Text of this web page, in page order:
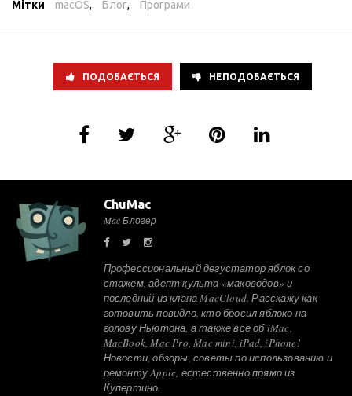
Мітки macOS, Блог, Програми
ПОДОБАЄТЬСЯ НЕПОДОБАЄТЬСЯ
ChuMac
Mac Блогер
Профессиональный дегустатор яблок со
стажем, адепт культа «маководов» и
последний из клана MacCloud. Расскажу как
готовить повидло, кто бросил яблоко на
голову Ньютона, а также все об iMac,
MacBook, Mac Pro, Mac mini, iPad, iPhone!
Новости, обзоры, советы по использованию и
ремонту Apple, естественно прямо из
Купертино.